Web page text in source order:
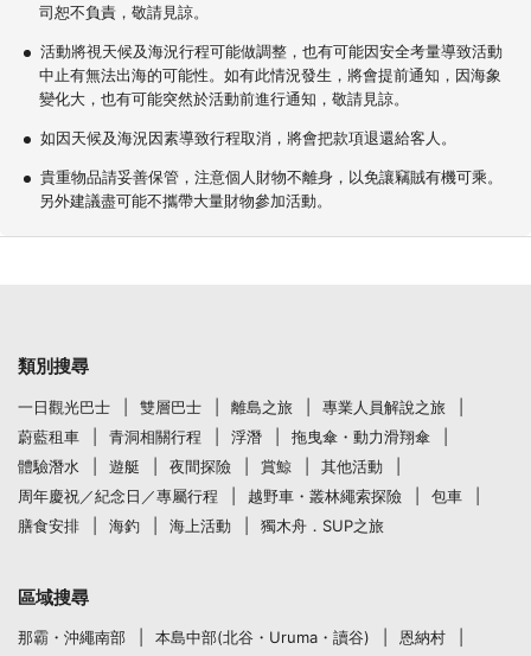
司恕不負責，敬請見諒。
活動將視天候及海況行程可能做調整，也有可能因安全考量導致活動
中止有無法出海的可能性。如有此情況發生，將會提前通知，因海象
變化大，也有可能突然於活動前進行通知，敬請見諒。
如因天候及海況因素導致行程取消，將會把款項退還給客人。
貴重物品請妥善保管，注意個人財物不離身，以免讓竊賊有機可乘。
另外建議盡可能不攜帶大量財物參加活動。
類別搜尋
一日觀光巴士 雙層巴士 離島之旅
專業人員解說之旅
蔚藍租車
青洞相關行程 浮潛
拖曳傘・動力滑翔傘
體驗潛水
遊艇 夜間探險 賞鯨
其他活動
周年慶祝／紀念日／專屬行程
越野車・叢林繩索探險
包車
膳食安排
海釣 海上活動 獨木舟．SUP之旅
區域搜尋
那霸・沖繩南部 本島中部(北谷・Uruma・讀谷)
恩納村